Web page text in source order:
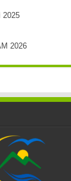
2025
2026